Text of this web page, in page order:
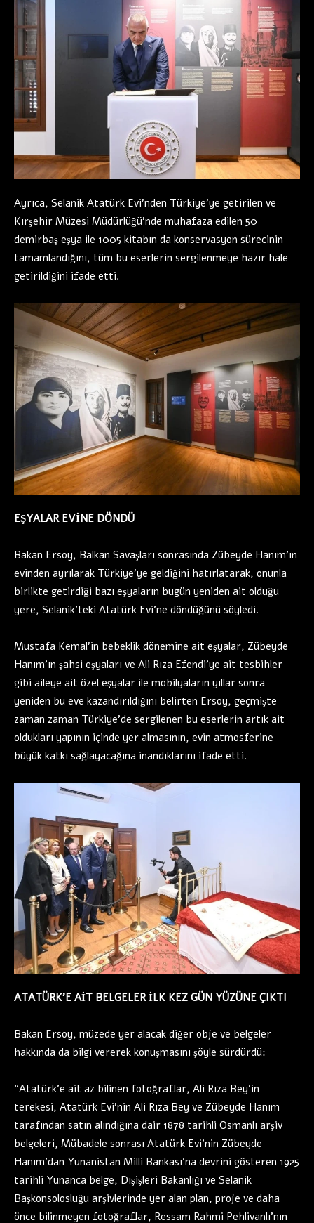
Ayrıca, Selanik Atatürk Evi’nden Türkiye’ye getirilen ve
Kırşehir Müzesi Müdürlüğü’nde muhafaza edilen 50
demirbaş eşya ile 1005 kitabın da konservasyon sürecinin
tamamlandığını, tüm bu eserlerin sergilenmeye hazır hale
getirildiğini ifade etti.
EŞYALAR EVİNE DÖNDÜ
Bakan Ersoy, Balkan Savaşları sonrasında Zübeyde Hanım’ın
evinden ayrılarak Türkiye’ye geldiğini hatırlatarak, onunla
birlikte getirdiği bazı eşyaların bugün yeniden ait olduğu
yere, Selanik’teki Atatürk Evi’ne döndüğünü söyledi.
Mustafa Kemal’in bebeklik dönemine ait eşyalar, Zübeyde
Hanım’ın şahsi eşyaları ve Ali Rıza Efendi’ye ait tesbihler
gibi aileye ait özel eşyalar ile mobilyaların yıllar sonra
yeniden bu eve kazandırıldığını belirten Ersoy, geçmişte
zaman zaman Türkiye’de sergilenen bu eserlerin artık ait
oldukları yapının içinde yer almasının, evin atmosferine
büyük katkı sağlayacağına inandıklarını ifade etti.
ATATÜRK’E AİT BELGELER İLK KEZ GÜN YÜZÜNE ÇIKTI
Bakan Ersoy, müzede yer alacak diğer obje ve belgeler
hakkında da bilgi vererek konuşmasını şöyle sürdürdü:
“Atatürk’e ait az bilinen fotoğraflar, Ali Rıza Bey’in
terekesi, Atatürk Evi’nin Ali Rıza Bey ve Zübeyde Hanım
tarafından satın alındığına dair 1878 tarihli Osmanlı arşiv
belgeleri, Mübadele sonrası Atatürk Evi’nin Zübeyde
Hanım’dan Yunanistan Milli Bankası’na devrini gösteren 1925
tarihli Yunanca belge, Dışişleri Bakanlığı ve Selanik
Başkonsolosluğu arşivlerinde yer alan plan, proje ve daha
önce bilinmeyen fotoğraflar, Ressam Rahmi Pehlivanlı’nın